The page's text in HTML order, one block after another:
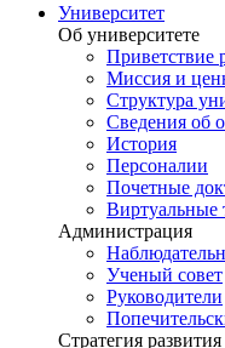
Университет
Об университете
Приветствие
Миссия и
Структура
Сведения об
История
Персоналии
Почетные
Виртуальные
Администрация
Ученый совет
Руководители
Стратегия развития